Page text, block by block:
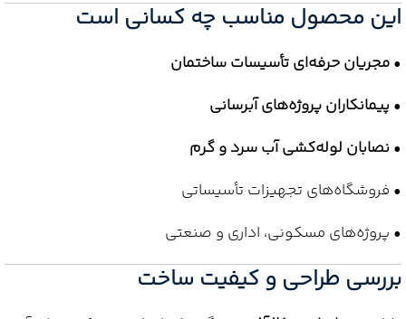
این محصول مناسب چه کسانی است
•مجریان حرفه‌ای تأسیسات ساختمان
• پیمانکاران پروژه‌های آبرسانی
• نصابان لوله‌کشی آب سرد و گرم
• فروشگاه‌های تجهیزات تأسیساتی
• پروژه‌های مسکونی، اداری و صنعتی
بررسی طراحی و کیفیت ساخت